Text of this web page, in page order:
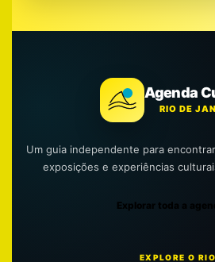
Agenda
RIO DE
Um guia independente para
exposições e experiências
Explorar toda a
EXPLORE O RIO